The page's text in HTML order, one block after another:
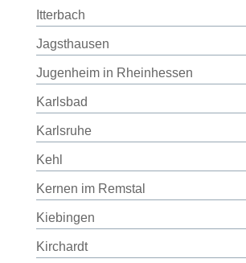
Itterbach
Jagsthausen
Jugenheim in Rheinhessen
Karlsbad
Karlsruhe
Kehl
Kernen im Remstal
Kiebingen
Kirchardt